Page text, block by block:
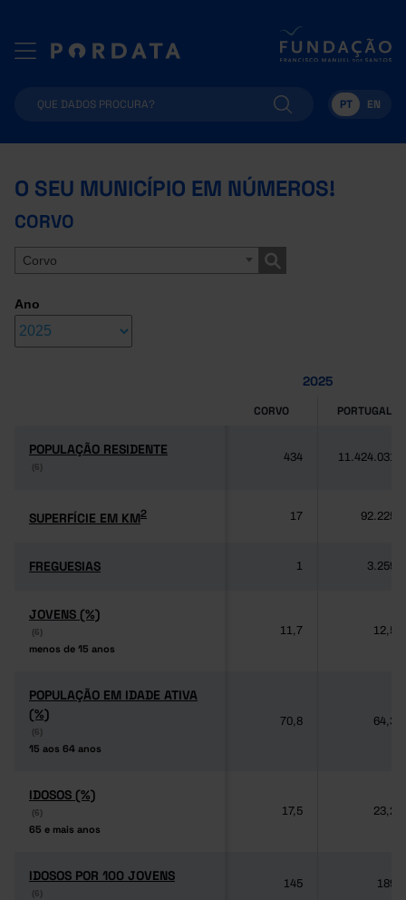
PT EN
O SEU MUNICÍPIO EM NÚMEROS!
CORVO
Corvo
Ano
2025
CORVO PORTUGAL
POPULAÇÃO RESIDENTE
(6)
POPULAÇÃO RESIDENTE
(6)
434 11.424.031
SUPERFÍCIE EM KM2
SUPERFÍCIE EM KM2 17 92.225
FREGUESIAS
FREGUESIAS 1 3.259
JOVENS (%)
(6)
menos de 15 anos
JOVENS (%)
(6)
menos de 15 anos
11,7 12,5
POPULAÇÃO EM IDADE ATIVA
(%)
(6)
15 aos 64 anos
POPULAÇÃO EM IDADE ATIVA
(%)
(6)
15 aos 64 anos
70,8 64,3
IDOSOS (%)
(6)
65 e mais anos
IDOSOS (%)
(6)
65 e mais anos
17,5 23,2
IDOSOS POR 100 JOVENS
(6)
IDOSOS POR 100 JOVENS
(6)
145 189